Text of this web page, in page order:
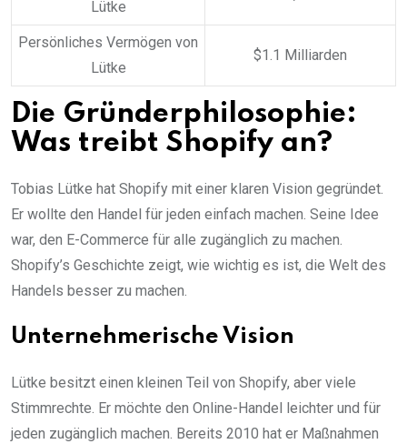
Lütke
Persönliches Vermögen von
Lütke
$1.1 Milliarden
Die Gründerphilosophie:
Was treibt Shopify an?
Tobias Lütke hat Shopify mit einer klaren Vision gegründet.
Er wollte den Handel für jeden einfach machen. Seine Idee
war, den E-Commerce für alle zugänglich zu machen.
Shopify’s Geschichte zeigt, wie wichtig es ist, die Welt des
Handels besser zu machen.
Unternehmerische Vision
Lütke besitzt einen kleinen Teil von Shopify, aber viele
Stimmrechte. Er möchte den Online-Handel leichter und für
jeden zugänglich machen. Bereits 2010 hat er Maßnahmen